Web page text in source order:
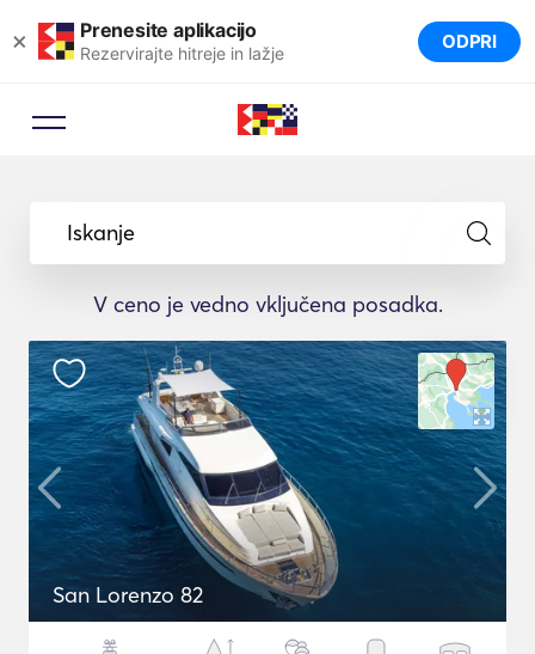
× Prenesite aplikacijo
Rezervirajte hitreje in lažje ODPRI
Iskanje
V ceno je vedno vključena posadka.
San Lorenzo 82